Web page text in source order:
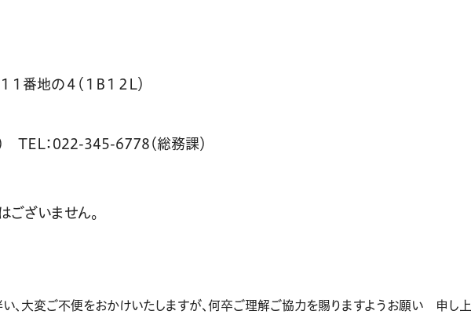
番地の４（１B１２L）
TEL：022-345-6778（総務課）
ざいません。
、大変ご不便をおかけいたしますが、何卒ご理解ご協力を賜りますようお願い 申し上